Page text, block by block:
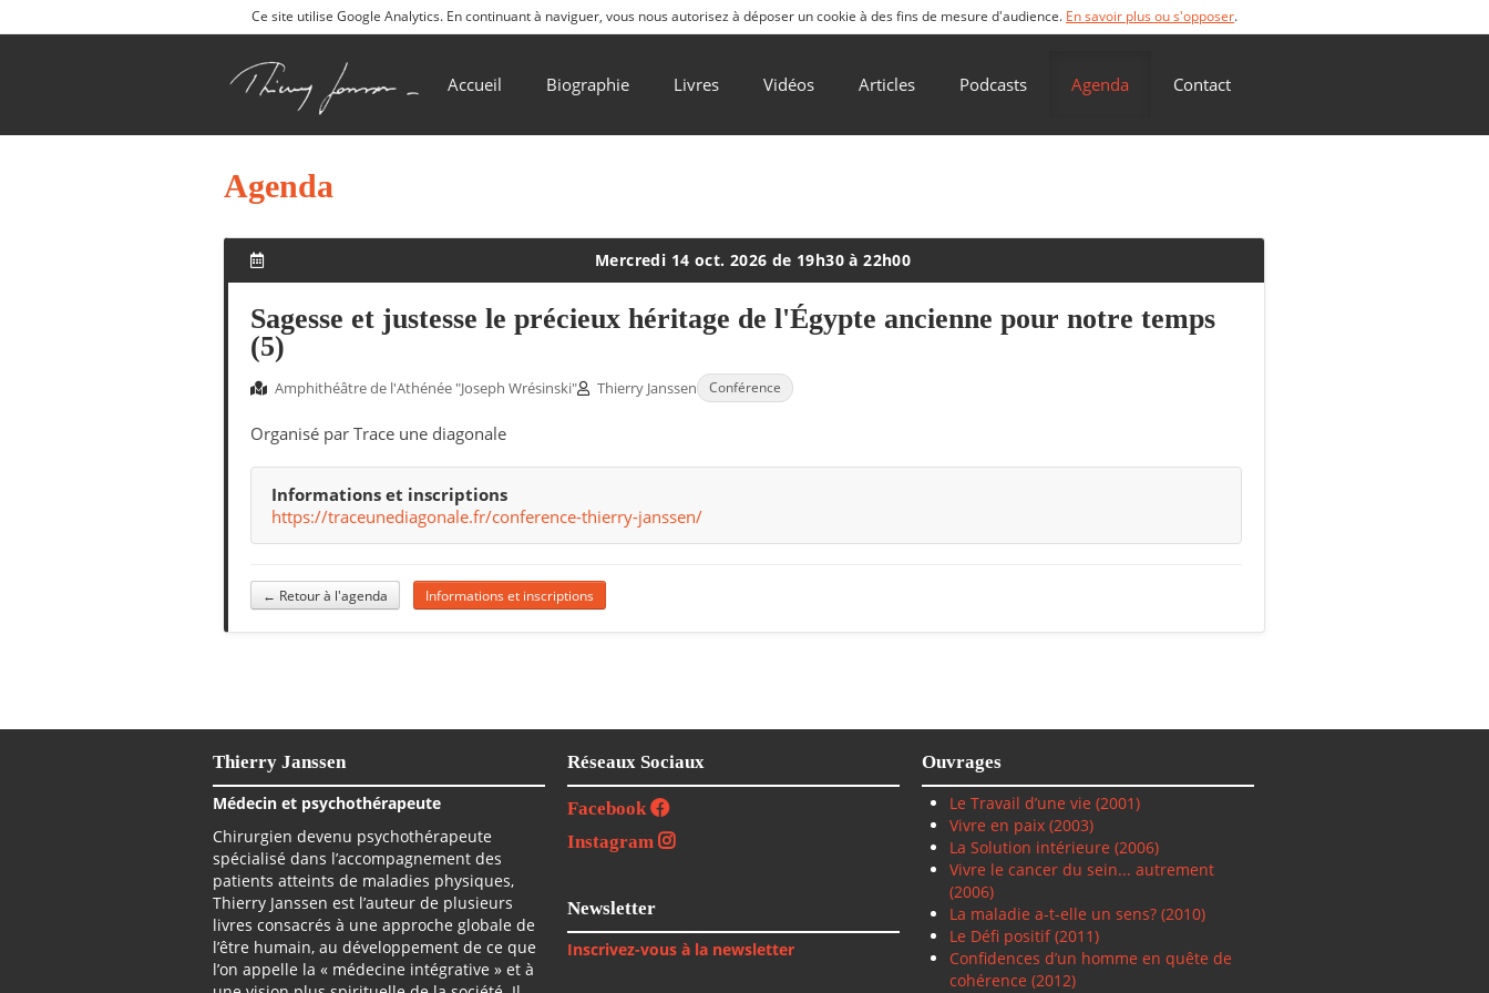
Ce site utilise Google Analytics. En continuant à naviguer, vous nous autorisez à déposer un cookie à des fins de mesure d'audience. En savoir plus ou s'opposer.
Accueil Biographie Livres Vidéos Articles Podcasts Agenda Contact
Agenda
Mercredi 14 oct. 2026 de 19h30 à 22h00
Sagesse et justesse le précieux héritage de l'Égypte ancienne pour notre temps
(5)
Amphithéâtre de l'Athénée "Joseph Wrésinski" Thierry Janssen Conférence
Organisé par Trace une diagonale
Informations et inscriptions
https://traceunediagonale.fr/conference-thierry-janssen/
← Retour à l'agenda Informations et inscriptions
Thierry Janssen
Médecin et psychothérapeute
Chirurgien devenu psychothérapeute
spécialisé dans l’accompagnement des
patients atteints de maladies physiques,
Thierry Janssen est l’auteur de plusieurs
livres consacrés à une approche globale de
l’être humain, au développement de ce que
l’on appelle la « médecine intégrative » et à
Réseaux Sociaux
Facebook
Instagram
Newsletter
Inscrivez-vous à la newsletter
Ouvrages
Le Travail d’une vie (2001)
Vivre en paix (2003)
La Solution intérieure (2006)
Vivre le cancer du sein... autrement
(2006)
La maladie a-t-elle un sens? (2010)
Le Défi positif(2011)
Confidences d’un homme en quête de
cohérence (2012)